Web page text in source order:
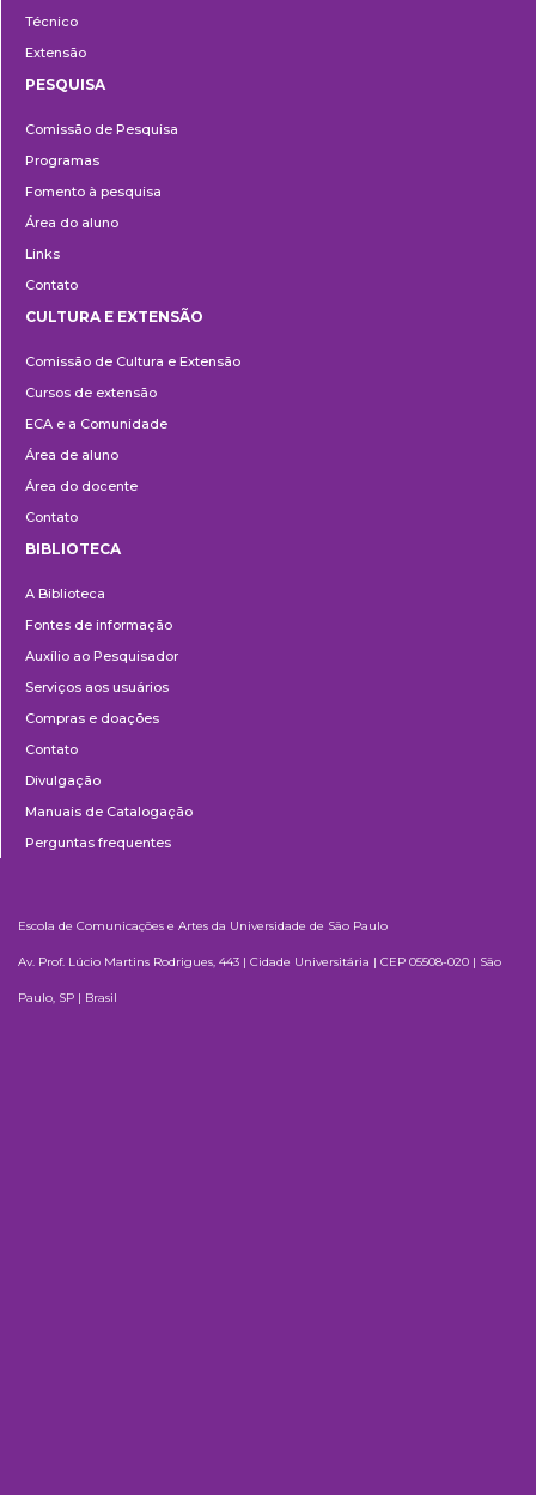
Técnico
Extensão
PESQUISA
Comissão de Pesquisa
Programas
Fomento à pesquisa
Área do aluno
Links
Contato
e
Extensão
CULTURA E EXTENSÃO
Comissão de Cultura e Extensão
Cursos de extensão
ECA e a Comunidade
Área de aluno
Área do docente
Contato
BIBLIOTECA
A Biblioteca
Fontes de informação
Auxílio ao Pesquisador
Serviços aos usuários
Compras e doações
Contato
Divulgação
Manuais de Catalogação
Perguntas frequentes
Escola de Comunicações e Artes da Universidade de São Paulo
Av. Prof. Lúcio Martins Rodrigues, 443 | Cidade Universitária | CEP 05508-020 | São
Paulo, SP | Brasil